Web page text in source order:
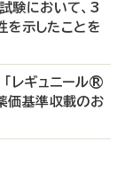
験において、3
示したことを
レギュニール®
価基準収載のお